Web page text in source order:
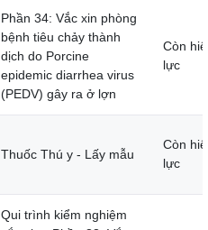
Phần 34: Vắc xin phòng
bệnh tiêu chảy thành
dịch do Porcine
epidemic diarrhea virus
(PEDV) gây ra ở lợn
Còn
lực
Thuốc Thú y - Lấy mẫu
Còn
lực
Qui trình kiểm nghiệm